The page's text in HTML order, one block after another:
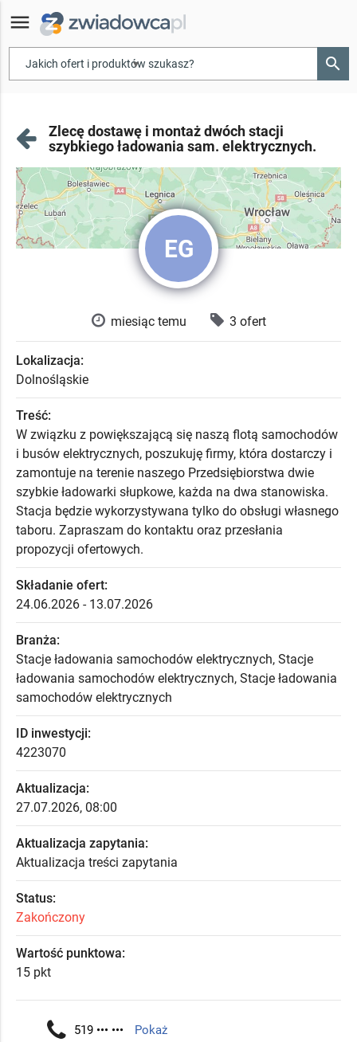
menu
▾ search
Zlecę dostawę i montaż dwóch stacji
szybkiego ładowania sam. elektrycznych.
EG
miesiąc temu 3 ofert
Lokalizacja:
Dolnośląskie
Treść:
W związku z powiększającą się naszą flotą samochodów
i busów elektrycznych, poszukuję firmy, która dostarczy i
zamontuje na terenie naszego Przedsiębiorstwa dwie
szybkie ładowarki słupkowe, każda na dwa stanowiska.
Stacja będzie wykorzystywana tylko do obsługi własnego
taboru. Zapraszam do kontaktu oraz przesłania
propozycji ofertowych.
Składanie ofert:
24.06.2026 - 13.07.2026
Branża:
Stacje ładowania samochodów elektrycznych, Stacje
ładowania samochodów elektrycznych, Stacje ładowania
samochodów elektrycznych
ID inwestycji:
4223070
Aktualizacja:
27.07.2026, 08:00
Aktualizacja zapytania:
Aktualizacja treści zapytania
Status:
Zakończony
Wartość punktowa:
15 pkt
519 ••• ••• Pokaż